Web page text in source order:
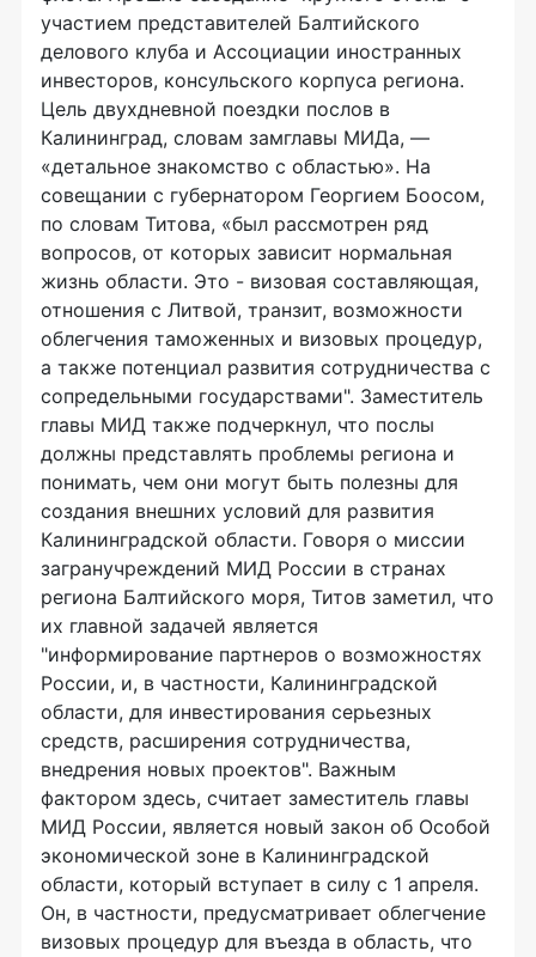
участием представителей Балтийского
делового клуба и Ассоциации иностранных
инвесторов, консульского корпуса региона.
Цель двухдневной поездки послов в
Калининград, словам замглавы МИДа, —
«детальное знакомство с областью». На
совещании с губернатором Георгием Боосом,
по словам Титова, «был рассмотрен ряд
вопросов, от которых зависит нормальная
жизнь области. Это - визовая составляющая,
отношения с Литвой, транзит, возможности
облегчения таможенных и визовых процедур,
а также потенциал развития сотрудничества с
сопредельными государствами". Заместитель
главы МИД также подчеркнул, что послы
должны представлять проблемы региона и
понимать, чем они могут быть полезны для
создания внешних условий для развития
Калининградской области. Говоря о миссии
загранучреждений МИД России в странах
региона Балтийского моря, Титов заметил, что
их главной задачей является
"информирование партнеров о возможностях
России, и, в частности, Калининградской
области, для инвестирования серьезных
средств, расширения сотрудничества,
внедрения новых проектов". Важным
фактором здесь, считает заместитель главы
МИД России, является новый закон об Особой
экономической зоне в Калининградской
области, который вступает в силу с 1 апреля.
Он, в частности, предусматривает облегчение
визовых процедур для въезда в область, что